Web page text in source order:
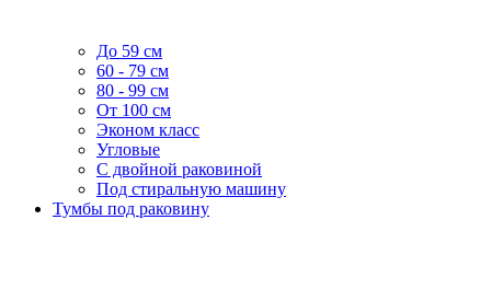
До 59 см
60 - 79 см
80 - 99 см
От 100 см
Эконом класс
Угловые
С двойной раковиной
Под стиральную машину
Тумбы под раковину